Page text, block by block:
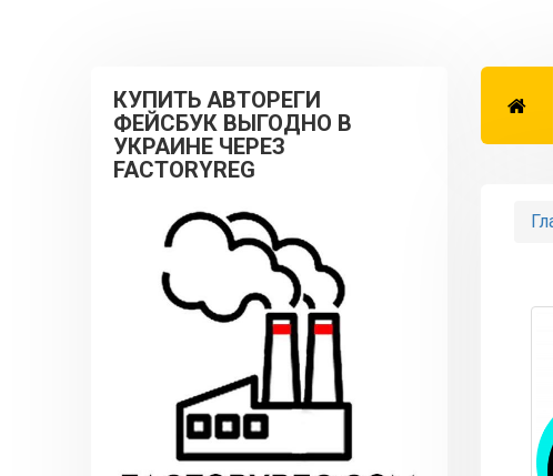
КУПИТЬ АВТОРЕГИ
ФЕЙСБУК ВЫГОДНО В
УКРАИНЕ ЧЕРЕЗ
FACTORYREG